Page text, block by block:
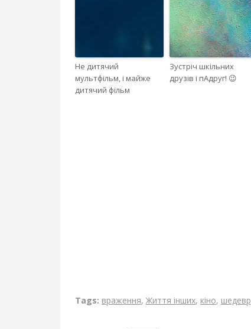
Не дитячий
мультфільм, і майже
дитячий фільм
Зустріч шкільних
друзів і пАдруг! 😉
Tags: враження, Життя інших, кіно, шедевр